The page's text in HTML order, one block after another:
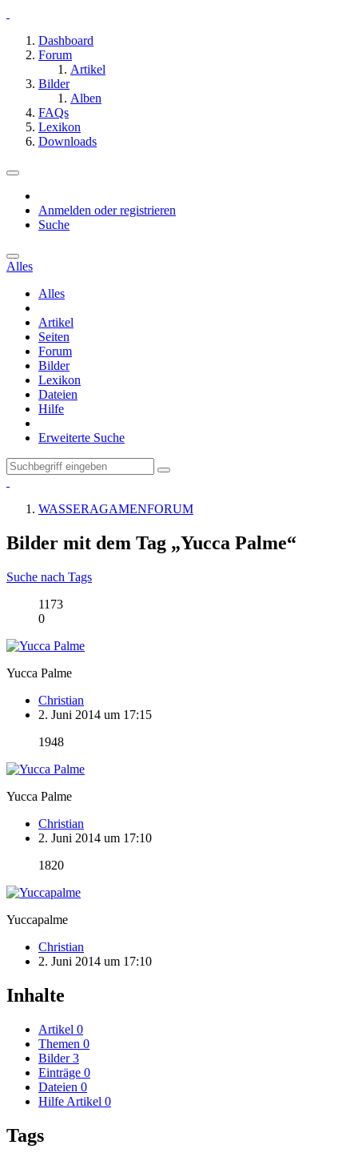
Dashboard
Forum
Artikel
Bilder
Alben
FAQs
Lexikon
Downloads
Anmelden oder registrieren
Suche
Alles
Alles
Artikel
Seiten
Forum
Bilder
Lexikon
Dateien
Hilfe
Erweiterte Suche
WASSERAGAMENFORUM
Bilder mit dem Tag „Yucca Palme“
Suche nach Tags
1173
0
Yucca Palme
Christian
2. Juni 2014 um 17:15
1948
Yucca Palme
Christian
2. Juni 2014 um 17:10
1820
Yuccapalme
Christian
2. Juni 2014 um 17:10
Inhalte
Artikel 0
Themen 0
Bilder 3
Einträge 0
Dateien 0
Hilfe Artikel 0
Tags